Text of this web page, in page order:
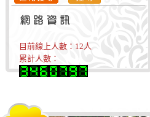
目前線上人數： 12人
累計人數：